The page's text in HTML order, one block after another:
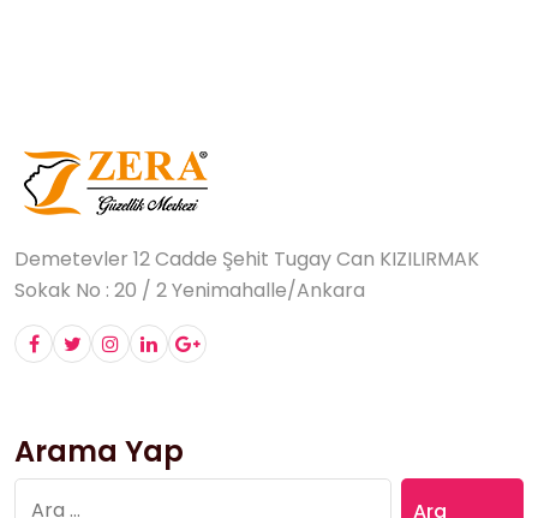
Demetevler 12 Cadde Şehit Tugay Can KIZILIRMAK
Sokak No : 20 / 2 Yenimahalle/Ankara
Arama Yap